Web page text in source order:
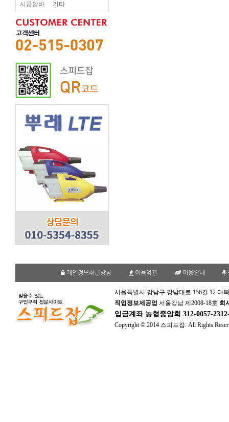
시급알바 기타
개인정보취급방침 이용약관 이용안내
서울특별시 강남구 강남대로 156길 12 다
직업정보제공업 서울강남 제2008-18호 회
입금계좌 농협중앙회 312-0057-
Copyright © 2014 스피드잡. All Rights